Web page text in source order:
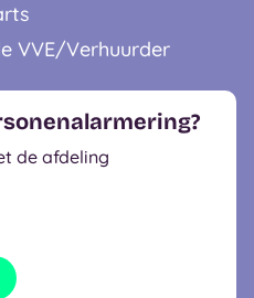
de afdeling
VVE/Verhuurder